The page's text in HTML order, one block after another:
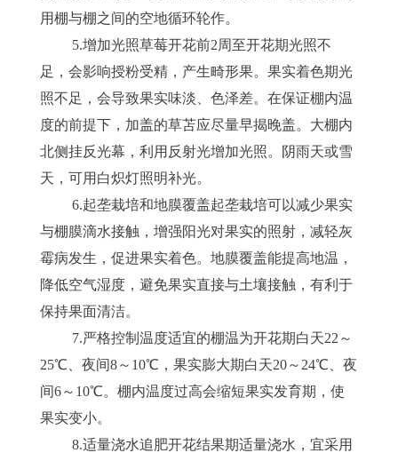
用棚与棚之间的空地循环轮作。
5.增加光照草莓开花前2周至开花期光照不
足，会影响授粉受精，产生畸形果。果实着色期光
照不足，会导致果实味淡、色泽差。在保证棚内温
度的前提下，加盖的草苫应尽量早揭晚盖。大棚内
北侧挂反光幕，利用反射光增加光照。阴雨天或雪
天，可用白炽灯照明补光。
6.起垄栽培和地膜覆盖起垄栽培可以减少果实
与棚膜滴水接触，增强阳光对果实的照射，减轻灰
霉病发生，促进果实着色。地膜覆盖能提高地温，
降低空气湿度，避免果实直接与土壤接触，有利于
保持果面清洁。
7.严格控制温度适宜的棚温为开花期白天22～
25℃、夜间8～10℃，果实膨大期白天20～24℃、夜
间6～10℃。棚内温度过高会缩短果实发育期，使
果实变小。
8.适量浇水追肥开花结果期适量浇水，宜采用